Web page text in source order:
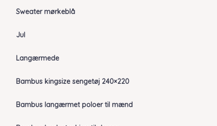
Sweater mørkeblå
Jul
Langærmede
Bambus kingsize sengetøj 240×220
Bambus langærmet poloer til mænd